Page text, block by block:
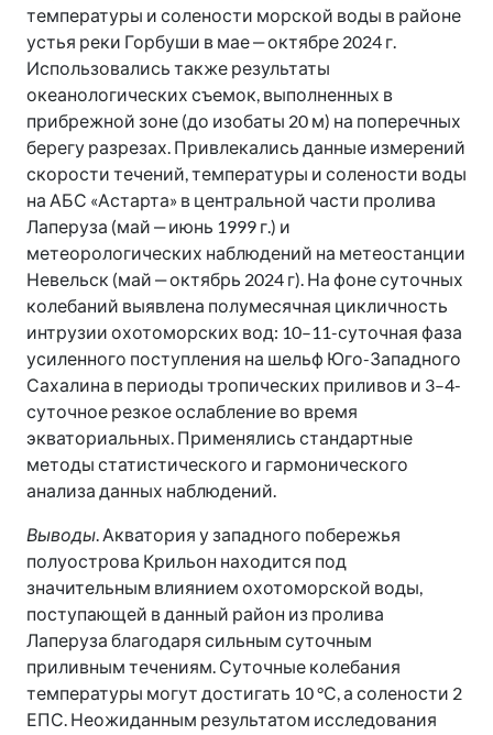
температуры и солености морской воды в районе
устья реки Горбуши в мае ‒ октябре 2024 г.
Использовались также результаты
океанологических съемок, выполненных в
прибрежной зоне (до изобаты 20 м) на поперечных
берегу разрезах. Привлекались данные измерений
скорости течений, температуры и солености воды
на АБС «Астарта» в центральной части пролива
Лаперуза (май ‒ июнь 1999 г.) и
метеорологических наблюдений на метеостанции
Невельск (май ‒ октябрь 2024 г). На фоне суточных
колебаний выявлена полумесячная цикличность
интрузии охотоморских вод: 10–11-суточная фаза
усиленного поступления на шельф Юго-Западного
Сахалина в периоды тропических приливов и 3–4-
суточное резкое ослабление во время
экваториальных. Применялись стандартные
методы статистического и гармонического
анализа данных наблюдений.
Выводы. Акватория у западного побережья
полуострова Крильон находится под
значительным влиянием охотоморской воды,
поступающей в данный район из пролива
Лаперуза благодаря сильным суточным
приливным течениям. Суточные колебания
температуры могут достигать 10 °С, а солености 2
ЕПС. Неожиданным результатом исследования